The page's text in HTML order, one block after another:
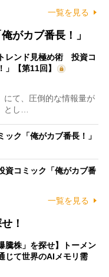
一覧を見る
がカブ番長！」
レンド見極め術 投資コ
」【第11回】
て、圧倒的な情報量が
とし…
ク「俺がカブ番長！」
コミック「俺がカブ番
一覧を見る
！
騰株」を探せ】トーメン
じて世界のAIメモリ需